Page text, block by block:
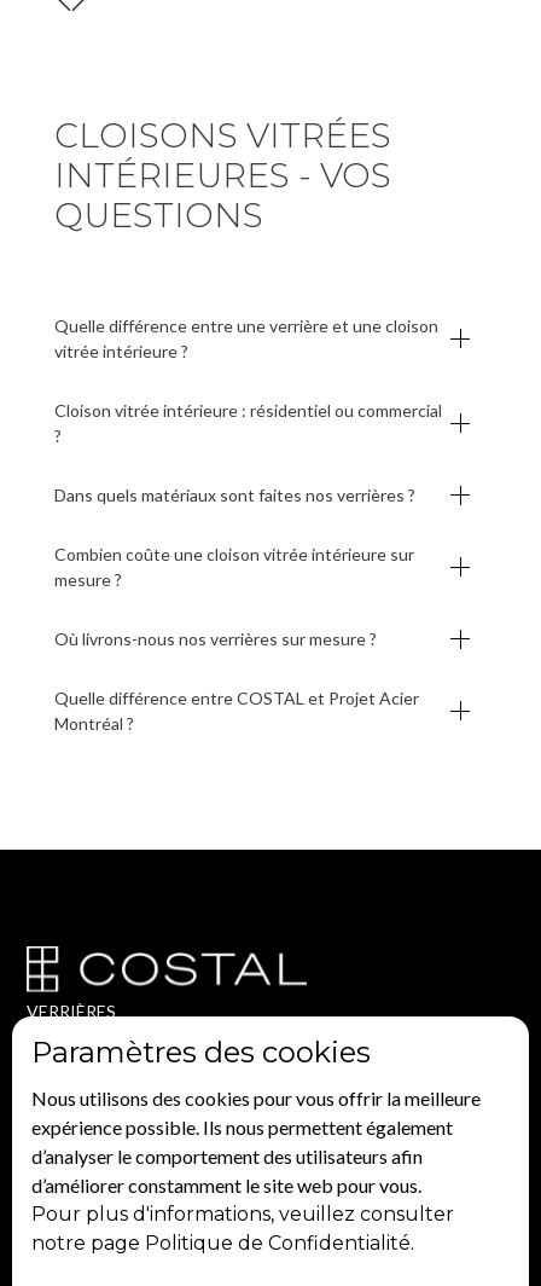
Paramètres des cookies
Nous utilisons des cookies pour vous offrir la meilleure
expérience possible. Ils nous permettent également
d’analyser le comportement des utilisateurs afin
d’améliorer constamment le site web pour vous.
Pour plus d'informations, veuillez consulter
notre page Politique de Confidentialité.
CLOISONS VITRÉES
INTÉRIEURES - VOS
QUESTIONS
Quelle différence entre une verrière et une cloison
vitrée intérieure ?
Cloison vitrée intérieure : résidentiel ou commercial
?
Dans quels matériaux sont faites nos verrières ?
Combien coûte une cloison vitrée intérieure sur
mesure ?
Où livrons-nous nos verrières sur mesure ?
Quelle différence entre COSTAL et Projet Acier
Montréal ?
VERRIÈRES
Estimation
FAQ
COSTAL
Contact
Histoire
Projets
Blogue